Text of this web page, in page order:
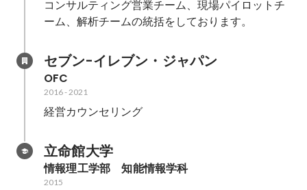
コンサルティング営業チーム、現場パイロットチ
ーム、解析チームの統括をしております。
セブン-イレブン・ジャパン
OFC
2016-2021
経営カウンセリング
立命館大学
情報理工学部　知能情報学科
2015